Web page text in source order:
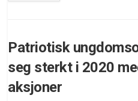
Patriotisk
seg sterkt i 2020
aksjoner